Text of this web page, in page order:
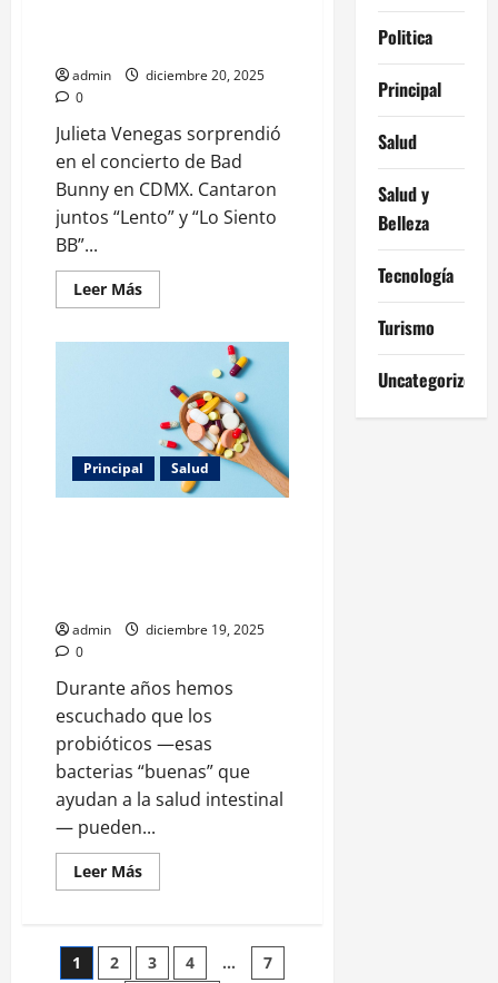
admin
diciembre 20, 2025
0
Julieta Venegas sorprendió
en el concierto de Bad
Bunny en CDMX. Cantaron
juntos “Lento” y “Lo Siento
BB”...
Leer MásLeer
más
Bunny
incendian
Estadio
GNP:
Principal Salud
admin
diciembre 19, 2025
0
Durante años hemos
escuchado que los
probióticos —esas
bacterias “buenas” que
ayudan a la salud intestinal
— pueden...
Leer MásLeer
más
las
nuevas
Paginación
1 2 3 4 …
7
Politica
Principal
Salud
Salud y
Belleza
Tecnología
Turismo
Uncategorized